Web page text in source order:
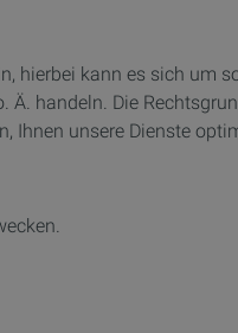
hierbei kann es sich um
handeln. Die
Ihnen unsere Dienste